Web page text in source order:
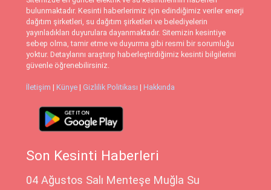
bulunmaktadır. Kesinti haberlerimiz için edindiğimiz veriler enerji
dağıtım şirketleri, su dağıtım şirketleri ve belediyelerin
yayınladıkları duyurulara dayanmaktadır. Sitemizin kesintiye
sebep olma, tamir etme ve duyurma gibi resmi bir sorumluğu
yoktur. Detaylarını araştırıp haberleştirdiğimiz kesinti bilgilerini
güvenle öğrenebilirsiniz.
İletişim | Künye | Gizlilik Politikası | Hakkında
Son Kesinti Haberleri
04 Ağustos Salı Menteşe Muğla Su